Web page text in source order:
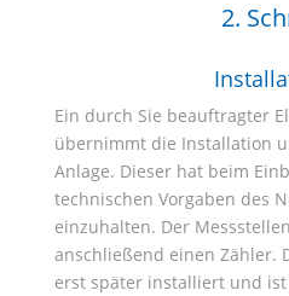
2.
Ein durch Sie beauftragter
übernimmt die Installation
Anlage. Dieser hat beim
technischen Vorgaben des
einzuhalten. Der
anschließend einen Zähler.
erst später installiert und ist